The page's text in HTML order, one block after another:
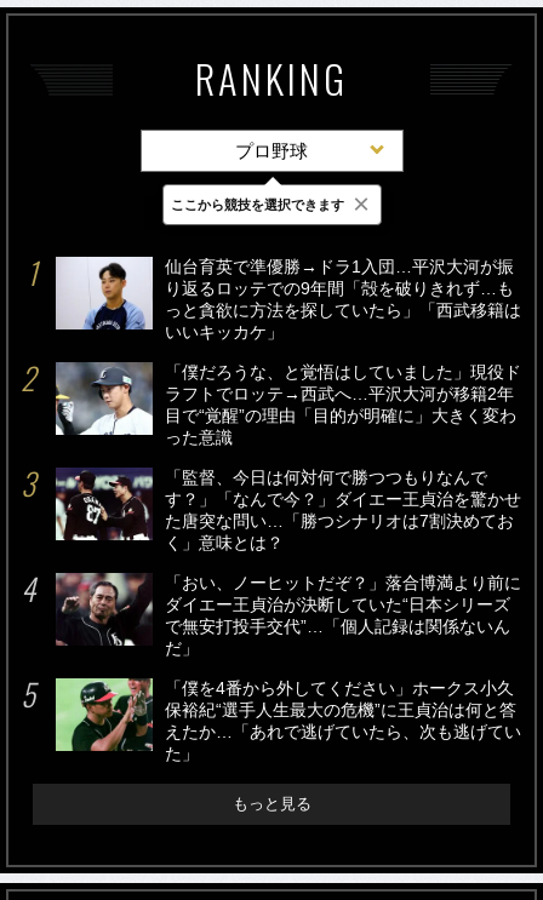
RANKING
プロ野球
最新 24時間 週間
仙台育英で準優勝→ドラ1入団…平沢大河が振
り返るロッテでの9年間「殻を破りきれず…も
っと貪欲に方法を探していたら」「西武移籍は
いいキッカケ」
「僕だろうな、と覚悟はしていました」現役ド
ラフトでロッテ→西武へ…平沢大河が移籍2年
目で“覚醒”の理由「目的が明確に」大きく変わ
った意識
「監督、今日は何対何で勝つつもりなんで
す？」「なんで今？」ダイエー王貞治を驚かせ
た唐突な問い…「勝つシナリオは7割決めてお
く」意味とは？
「おい、ノーヒットだぞ？」落合博満より前に
ダイエー王貞治が決断していた“日本シリーズ
で無安打投手交代”…「個人記録は関係ないん
だ」
「僕を4番から外してください」ホークス小久
保裕紀“選手人生最大の危機”に王貞治は何と答
えたか…「あれで逃げていたら、次も逃げてい
た」
もっと見る
ここから競技を選択できます ×